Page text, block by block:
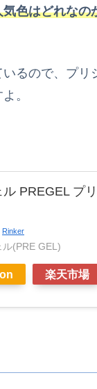
色はどれなの
るので、プ
。
ル PREGEL プ
Rinker
ル(PRE GEL)
楽天市場